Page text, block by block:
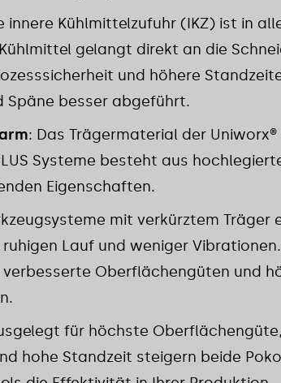
innere Kühlmittelzufuhr (IKZ) ist in
gelangt direkt an die
und höhere
Späne besser abgeführt.
: Das Trägermaterial der Uniworx®
Systeme besteht aus
Eigenschaften.
mit verkürztem Träger
Lauf und weniger
Oberflächengüten und
für höchste
hohe Standzeit steigern beide